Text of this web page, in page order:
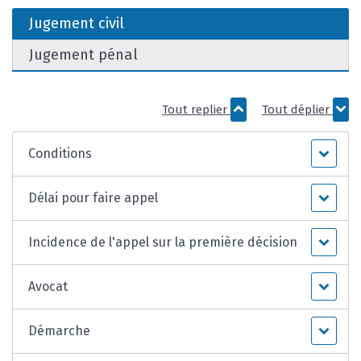
Jugement civil
Jugement pénal
Tout replier Tout déplier
Conditions
Délai pour faire appel
Incidence de l'appel sur la première décision
Avocat
Démarche